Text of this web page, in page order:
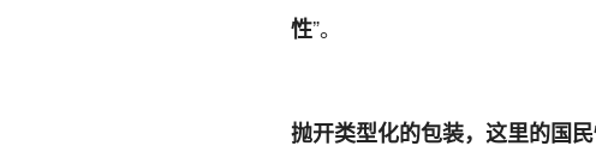
性”。
抛开类型化的包装，这里的国民